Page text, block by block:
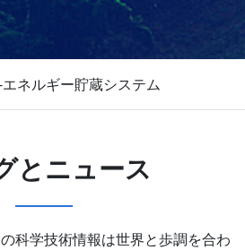
ネルギー貯蔵システム
とニュース
科学技術情報は世界と歩調を合わ